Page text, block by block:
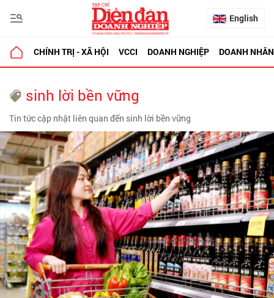
English
CHÍNH TRỊ - XÃ HỘI VCCI DOANH NGHIỆP DOANH NHÂN
sinh lời bền vững
Tin tức cập nhật liên quan đến sinh lời bền vững